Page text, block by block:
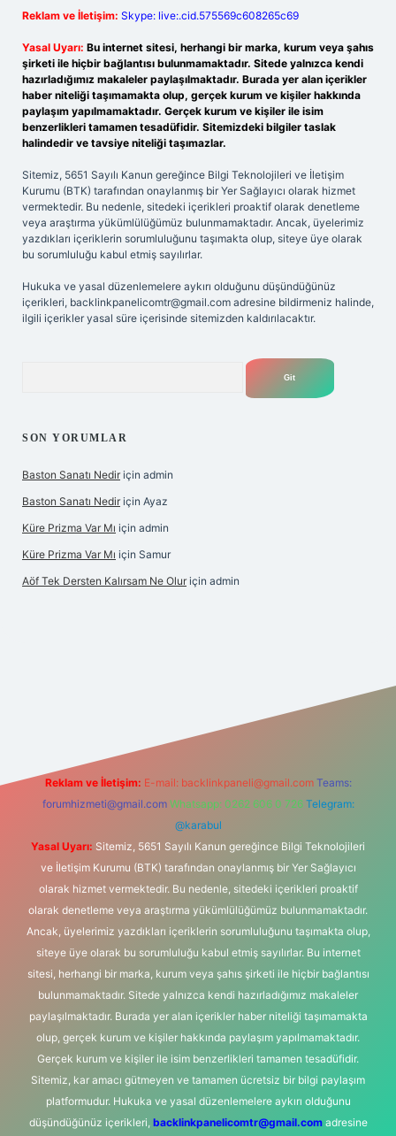
Reklam ve İletişim: Skype: live:.cid.575569c608265c69
Yasal Uyarı: Bu internet sitesi, herhangi bir marka, kurum veya şahıs
şirketi ile hiçbir bağlantısı bulunmamaktadır. Sitede yalnızca kendi
hazırladığımız makaleler paylaşılmaktadır. Burada yer alan içerikler
haber niteliği taşımamakta olup, gerçek kurum ve kişiler hakkında
paylaşım yapılmamaktadır. Gerçek kurum ve kişiler ile isim
benzerlikleri tamamen tesadüfidir. Sitemizdeki bilgiler taslak
halindedir ve tavsiye niteliği taşımazlar.
Sitemiz, 5651 Sayılı Kanun gereğince Bilgi Teknolojileri ve İletişim
Kurumu (BTK) tarafından onaylanmış bir Yer Sağlayıcı olarak hizmet
vermektedir. Bu nedenle, sitedeki içerikleri proaktif olarak denetleme
veya araştırma yükümlülüğümüz bulunmamaktadır. Ancak, üyelerimiz
yazdıkları içeriklerin sorumluluğunu taşımakta olup, siteye üye olarak
bu sorumluluğu kabul etmiş sayılırlar.
Hukuka ve yasal düzenlemelere aykırı olduğunu düşündüğünüz
içerikleri, backlinkpanelicomtr@gmail.com adresine bildirmeniz halinde,
ilgili içerikler yasal süre içerisinde sitemizden kaldırılacaktır.
SON YORUMLAR
Baston Sanatı Nedir için admin
Baston Sanatı Nedir için Ayaz
Küre Prizma Var Mı için admin
Küre Prizma Var Mı için Samur
Aöf Tek Dersten Kalırsam Ne Olur için admin
Reklam ve İletişim: E-mail: backlinkpaneli@gmail.com Teams:
forumhizmeti@gmail.com Whatsapp: 0262 606 0 726 Telegram:
@karabul
Yasal Uyarı: Sitemiz, 5651 Sayılı Kanun gereğince Bilgi Teknolojileri
ve İletişim Kurumu (BTK) tarafından onaylanmış bir Yer Sağlayıcı
olarak hizmet vermektedir. Bu nedenle, sitedeki içerikleri proaktif
olarak denetleme veya araştırma yükümlülüğümüz bulunmamaktadır.
Ancak, üyelerimiz yazdıkları içeriklerin sorumluluğunu taşımakta olup,
siteye üye olarak bu sorumluluğu kabul etmiş sayılırlar. Bu internet
sitesi, herhangi bir marka, kurum veya şahıs şirketi ile hiçbir bağlantısı
bulunmamaktadır. Sitede yalnızca kendi hazırladığımız makaleler
paylaşılmaktadır. Burada yer alan içerikler haber niteliği taşımamakta
olup, gerçek kurum ve kişiler hakkında paylaşım yapılmamaktadır.
Gerçek kurum ve kişiler ile isim benzerlikleri tamamen tesadüfidir.
Sitemiz, kar amacı gütmeyen ve tamamen ücretsiz bir bilgi paylaşım
platformudur. Hukuka ve yasal düzenlemelere aykırı olduğunu
düşündüğünüz içerikleri, backlinkpanelicomtr@gmail.comadresine